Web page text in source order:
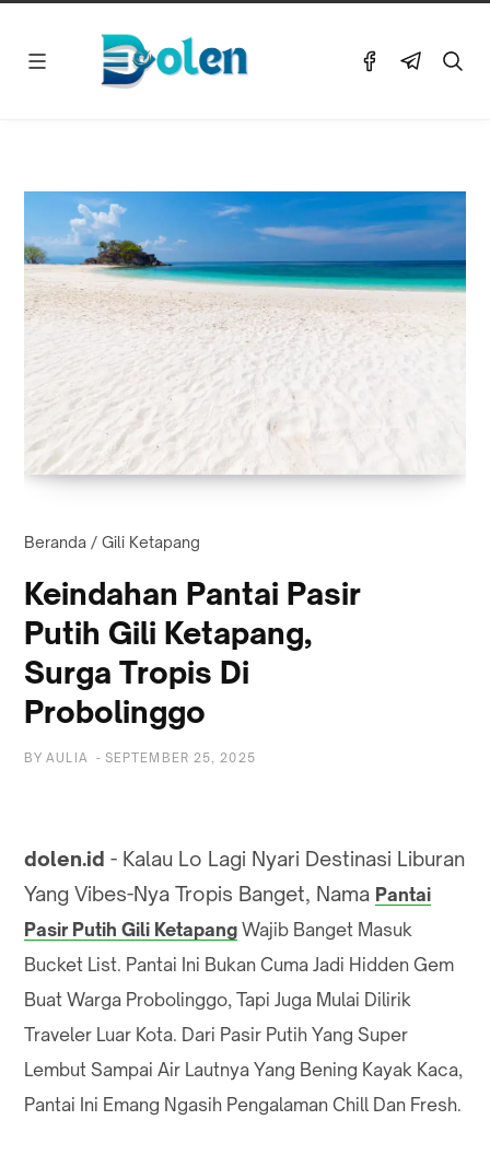
Beranda / Gili Ketapang
Keindahan Pantai Pasir
Putih Gili Ketapang,
Surga Tropis Di
Probolinggo
BY AULIA - SEPTEMBER 25, 2025
dolen.id - Kalau Lo Lagi Nyari Destinasi Liburan
Yang Vibes-Nya Tropis Banget, Nama Pantai
Pasir Putih Gili Ketapang Wajib Banget Masuk
Bucket List. Pantai Ini Bukan Cuma Jadi Hidden Gem
Buat Warga Probolinggo, Tapi Juga Mulai Dilirik
Traveler Luar Kota. Dari Pasir Putih Yang Super
Lembut Sampai Air Lautnya Yang Bening Kayak Kaca,
Pantai Ini Emang Ngasih Pengalaman Chill Dan Fresh.